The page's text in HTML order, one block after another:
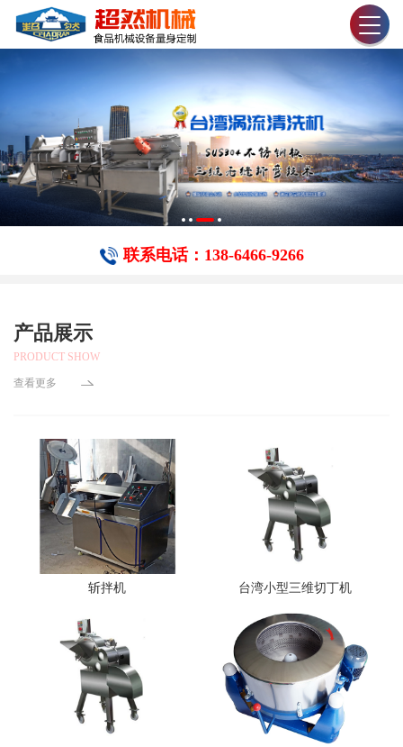
联系电话：138-6466-​9266
产品展示
PRODUCT SHOW
查看更多
斩拌机 台湾小型三维切丁机